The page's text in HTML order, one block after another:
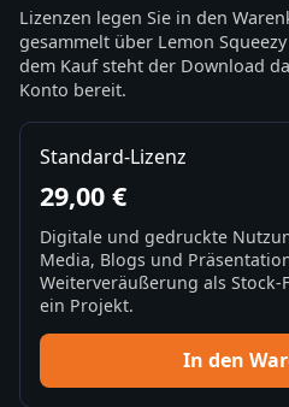
Lizenzen legen Sie in den
gesammelt über Lemon
dem Kauf steht der Download
Konto bereit.
Standard-Lizenz
29,00 €
Digitale und gedruckte
Media, Blogs und
Weiterveräußerung als
ein Projekt.
In den